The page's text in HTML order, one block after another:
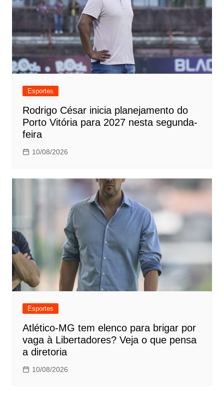
Esportes
Rodrigo César inicia planejamento do
Porto Vitória para 2027 nesta segunda-
feira
10/08/2026
Esportes
Atlético-MG tem elenco para brigar por
vaga à Libertadores? Veja o que pensa
a diretoria
10/08/2026